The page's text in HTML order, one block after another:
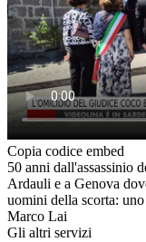
Copia codice embed
50 anni dall'assassinio
Ardauli e a Genova
uomini della scorta:
Marco Lai
Gli altri servizi